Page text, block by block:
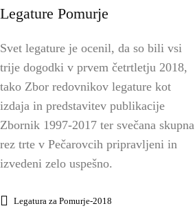
Legature Pomurje
Svet legature je ocenil, da so bili vsi
trije dogodki v prvem četrtletju 2018,
tako Zbor redovnikov legature kot
izdaja in predstavitev publikacije
Zbornik 1997-2017 ter svečana skupna
rez trte v Pečarovcih pripravljeni in
izvedeni zelo uspešno.
Legatura za Pomurje-2018